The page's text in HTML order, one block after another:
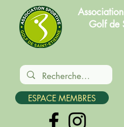
Golf de
ESPACE MEMBRES